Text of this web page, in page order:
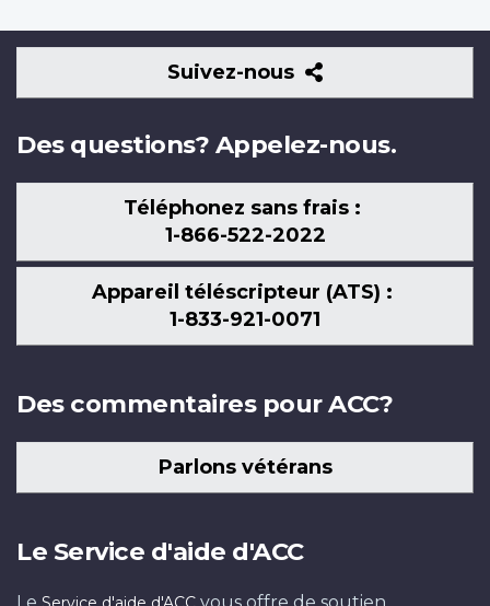
Suivez-nous
Suivez-
nous
Des questions? Appelez-nous.
Téléphonez sans frais :
1-866-522-2022
Appareil téléscripteur (ATS) :
1-833-921-0071
Des commentaires pour ACC?
Parlons vétérans
Le Service d'aide d'ACC
Le
vous offre de soutien